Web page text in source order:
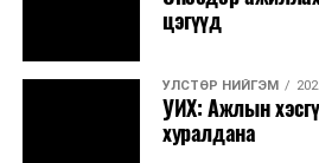
цэгүүд
УЛСТӨР НИЙГЭМ
УИХ: Ажлын
хуралдана